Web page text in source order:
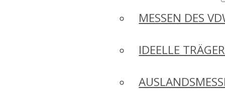
MESSEN DES
IDEELLE